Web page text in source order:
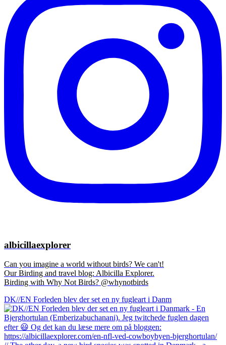
albicillaexplorer
Can you imagine a world without birds? We can't!
Our Birding and travel blog: Albicilla Explorer.
Birding with Why Not Birds? @whynotbirds
DK//EN Forleden blev der set en ny fugleart i Danm